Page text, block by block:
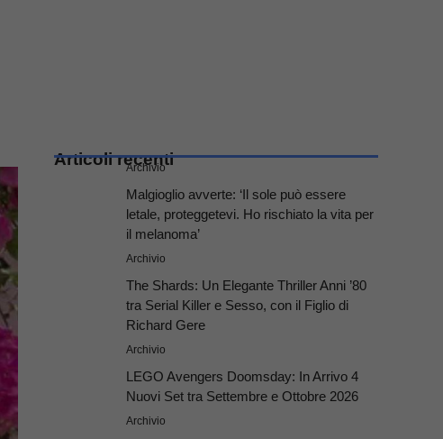
Articoli recenti
Archivio
Malgioglio avverte: ‘Il sole può essere
letale, proteggetevi. Ho rischiato la vita per
il melanoma’
Archivio
The Shards: Un Elegante Thriller Anni ’80
tra Serial Killer e Sesso, con il Figlio di
Richard Gere
Archivio
LEGO Avengers Doomsday: In Arrivo 4
Nuovi Set tra Settembre e Ottobre 2026
Archivio